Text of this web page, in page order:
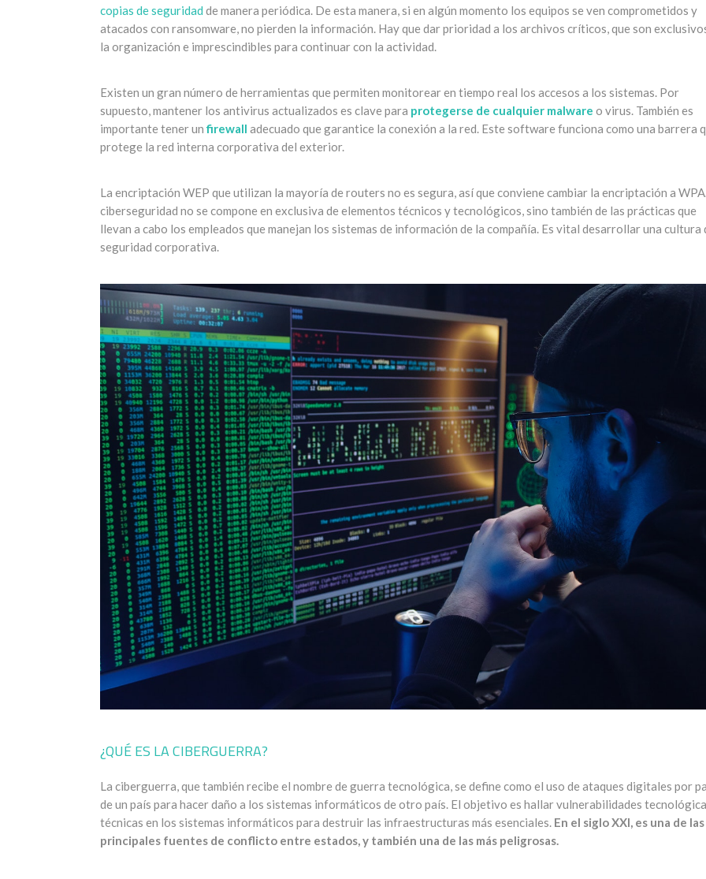
copias deseguridad de manera periódica. De esta manera, si en algún momento los equipos se ven comprometidos y
atacados con ransomware, no pierden la información. Hay que dar prioridad a los archivos críticos, que son
la organización e imprescindibles para continuar con la actividad.
Existen un gran número de herramientas que permiten monitorear en tiempo real los accesos a los sistemas. Por
supuesto, mantener los antivirus actualizados es clave para protegerse de cualquier malware o virus. También es
importante tener unfirewall adecuado que garantice la conexión a la red. Este software funciona como una barrera
protege la red interna corporativa del exterior.
La encriptación WEP que utilizan la mayoría de routers no es segura, así que conviene cambiar la encriptación a
ciberseguridad no se compone en exclusiva de elementos técnicos y tecnológicos, sino también de las prácticas que
llevan a cabo los empleados que manejan los sistemas de información de la compañía. Es vital desarrollar una cultura
seguridad corporativa.
¿QUÉ ES LA CIBERGUERRA?
La ciberguerra, que también recibe el nombre de guerra tecnológica, se define como el uso de ataques digitales por
de un país para hacer daño a los sistemas informáticos de otro país. El objetivo es hallar vulnerabilidades
técnicas en los sistemas informáticos para destruir las infraestructuras más esenciales. En el siglo XXI, es una de las
principales fuentes de conflicto entre estados, y también una de las más peligrosas.